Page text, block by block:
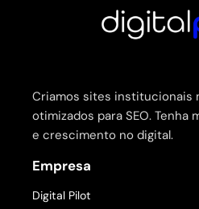
Criamos sites institucionais
otimizados para SEO. Tenha
e crescimento no digital.
Empresa
Digital Pilot